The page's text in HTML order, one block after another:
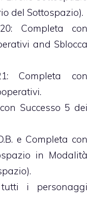
del Sottospazio).
Completa con
and Sblocca
Completa con
Successo 5 dei
e Completa con
in Modalità
tutti i personaggi